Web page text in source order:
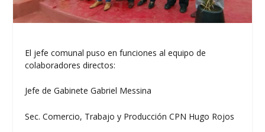
El jefe comunal puso en funciones al equipo de
colaboradores directos:
Jefe de Gabinete Gabriel Messina
Sec. Comercio, Trabajo y Producción CPN Hugo Rojos